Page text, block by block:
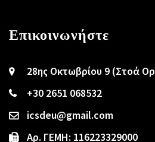
Επικοινωνήστε
28ης Οκτωβρίου 9 (Στοά
+30 2651 068532
icsdeu@gmail.com
Αρ. ΓΕΜΗ: 116223329000